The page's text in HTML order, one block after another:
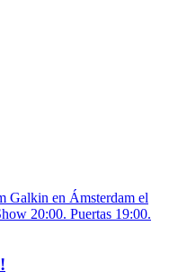
Galkin en Ámsterdam el
20:00. Puertas 19:00.